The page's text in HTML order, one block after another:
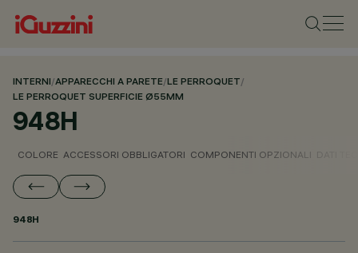
INTERNI/APPARECCHI A PARETE/LE PERROQUET/
LE PERROQUET SUPERFICIE Ø55MM
948H
COLORE ACCESSORI OBBLIGATORI COMPONENTI OPZIONALI
948H